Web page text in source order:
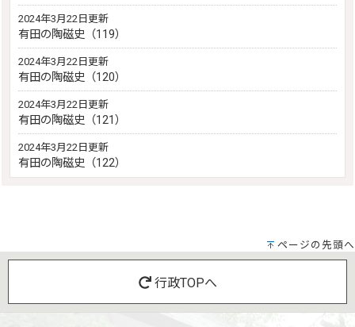
2024年3月22日更新
有田の陶磁史（119）
2024年3月22日更新
有田の陶磁史（120）
2024年3月22日更新
有田の陶磁史（121）
2024年3月22日更新
有田の陶磁史（122）
ページの先頭へ
行政TOPへ